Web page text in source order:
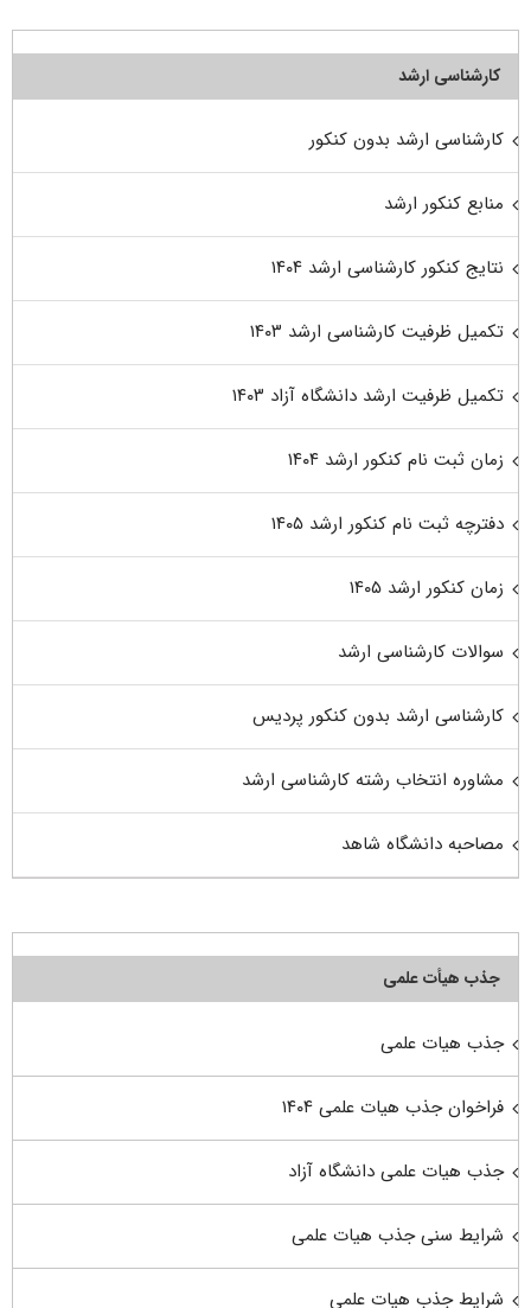
کارشناسی ارشد
کارشناسی ارشد بدون کنکور
منابع کنکور ارشد
نتایج کنکور کارشناسی ارشد ۱۴۰۴
تکمیل ظرفیت کارشناسی ارشد ۱۴۰۳
تکمیل ظرفیت ارشد دانشگاه آزاد ۱۴۰۳
زمان ثبت نام کنکور ارشد ۱۴۰۴
دفترچه ثبت نام کنکور ارشد ۱۴۰۵
زمان کنکور ارشد ۱۴۰۵
سوالات کارشناسی ارشد
کارشناسی ارشد بدون کنکور پردیس
مشاوره انتخاب رشته کارشناسی ارشد
مصاحبه دانشگاه شاهد
جذب هیأت علمی
جذب هیات علمی
فراخوان جذب هیات علمی ۱۴۰۴
جذب هیات علمی دانشگاه آزاد
شرایط سنی جذب هیات علمی
شرایط جذب هیات علمی